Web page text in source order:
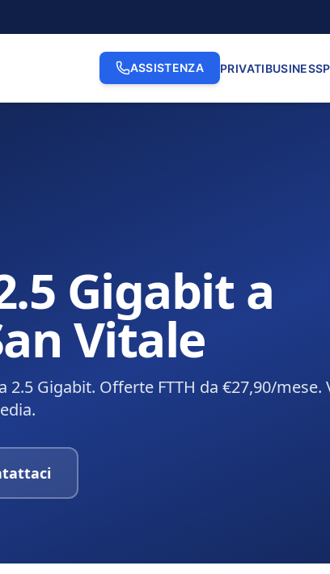
ASSISTENZA PRIVATIBUSINESS
Gigabit a
Vitale
2.5 Gigabit. Offerte FTTH da €27,90/mese.